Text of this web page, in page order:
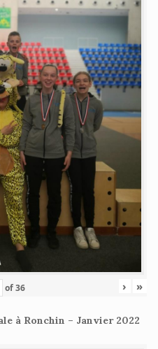
of36 › »
à Ronchin – Janvier 2022